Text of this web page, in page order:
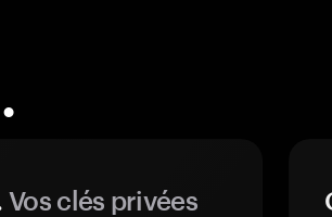
Vos clés privées